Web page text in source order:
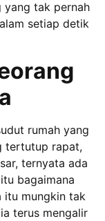
yang tak pernah
setiap detik
rumah yang
tertutup rapat,
ternyata ada
bagaimana
itu mungkin tak
terus mengalir